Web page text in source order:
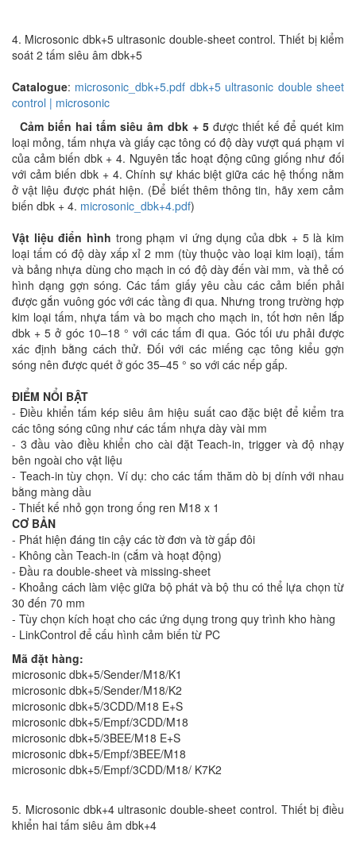
4. Microsonic dbk+5 ultrasonic double-sheet control. Thiết bị kiểm
soát 2 tấm siêu âm dbk+5
Catalogue: microsonic_dbk+5.pdf dbk+5 ultrasonic double sheet
control | microsonic
Cảm biến hai tấm siêu âm dbk + 5được thiết kế để quét kim
loại mỏng, tấm nhựa và giấy cạc tông có độ dày vượt quá phạm vi
của cảm biến dbk + 4. Nguyên tắc hoạt động cũng giống như đối
với cảm biến dbk + 4. Chính sự khác biệt giữa các hệ thống nằm
ở vật liệu được phát hiện. (Để biết thêm thông tin, hãy xem cảm
biến dbk + 4. microsonic_dbk+4.pdf)
Vật liệu điển hình trong phạm vi ứng dụng của dbk + 5 là kim
loại tấm có độ dày xấp xỉ 2 mm (tùy thuộc vào loại kim loại), tấm
và bảng nhựa dùng cho mạch in có độ dày đến vài mm, và thẻ có
hình dạng gợn sóng. Các tấm giấy yêu cầu các cảm biến phải
được gắn vuông góc với các tầng đi qua. Nhưng trong trường hợp
kim loại tấm, nhựa tấm và bo mạch cho mạch in, tốt hơn nên lắp
dbk + 5 ở góc 10–18 ° với các tấm đi qua. Góc tối ưu phải được
xác định bằng cách thử. Đối với các miếng cạc tông kiểu gợn
sóng nên được quét ở góc 35–45 ° so với các nếp gấp.
ĐIỂM NỔI BẬT
- Điều khiển tấm kép siêu âm hiệu suất cao đặc biệt để kiểm tra
các tông sóng cũng như các tấm nhựa dày vài mm
- 3 đầu vào điều khiển cho cài đặt Teach-in, trigger và độ nhạy
bên ngoài cho vật liệu
- Teach-in tùy chọn. Ví dụ: cho các tấm thăm dò bị dính với nhau
bằng màng dầu
- Thiết kế nhỏ gọn trong ống ren M18 x 1
CƠ BẢN
- Phát hiện đáng tin cậy các tờ đơn và tờ gấp đôi
- Không cần Teach-in (cắm và hoạt động)
- Đầu ra double-sheet và missing-sheet
- Khoảng cách làm việc giữa bộ phát và bộ thu có thể lựa chọn từ
30 đến 70 mm
- Tùy chọn kích hoạt cho các ứng dụng trong quy trình kho hàng
- LinkControl để cấu hình cảm biến từ PC
Mã đặt hàng:
microsonic dbk+5/Sender/M18/K1
microsonic dbk+5/Sender/M18/K2
microsonic dbk+5/3CDD/M18 E+S
microsonic dbk+5/Empf/3CDD/M18
microsonic dbk+5/3BEE/M18 E+S
microsonic dbk+5/Empf/3BEE/M18
microsonic dbk+5/Empf/3CDD/M18/ K7K2
5. Microsonic dbk+4 ultrasonic double-sheet control. Thiết bị điều
khiển hai tấm siêu âm dbk+4